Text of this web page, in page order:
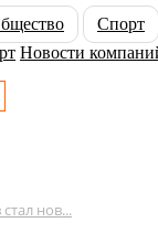
Спорт
Новости
нов...